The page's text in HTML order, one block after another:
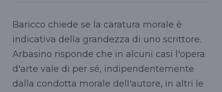
Baricco chiede se la caratura morale è
indicativa della grandezza di uno scrittore.
Arbasino risponde che in alcuni casi l'opera
d'arte vale di per sé, indipendentemente
dalla condotta morale dell'autore, in altri le